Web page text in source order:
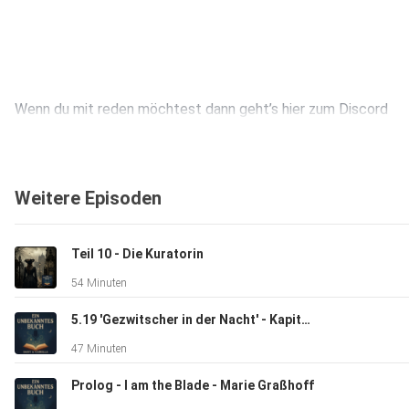
Wenn du mit reden möchtest dann geht’s hier zum Discord
Und hier zu Instagram
https://www.instagram.com/
Wir freuen uns auf Euch! :D
Weitere Episoden
Teil 10 - Die Kuratorin
54 Minuten
5.19 'Gezwitscher in der Nacht' - Kapitel 22 Das Rad der Zeit 5
47 Minuten
Prolog - I am the Blade - Marie Graßhoff